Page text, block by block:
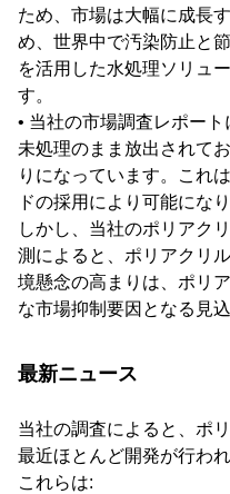
ため、市場は大幅に成長
め、世界中で汚染防止と
を活用した水処理ソリュ
す。
• 当社の市場調査レポー
未処理のまま放出されて
りになっています。これ
ドの採用により可能になり
しかし、当社のポリアク
測によると、ポリアクリ
境懸念の高まりは、ポリ
な市場抑制要因となる見込
最新ニュース
当社の調査によると、ポ
最近ほとんど開発が行わ
これらは: